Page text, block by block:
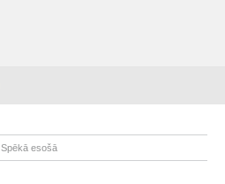
Spēkā esošā